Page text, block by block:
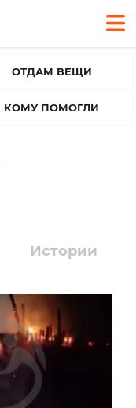
ОТДАМ ВЕЩИ
КОМУ ПОМОГЛИ
Истории